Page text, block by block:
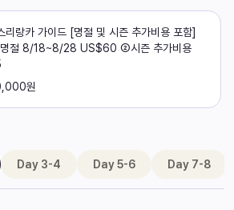
리랑카 가이드 [명절 및 시즌 추가비용 포함]
절 8/18~8/28 US$60 ②시즌 추가비용
원
Day 3-4 Day 5-6 Day 7-8